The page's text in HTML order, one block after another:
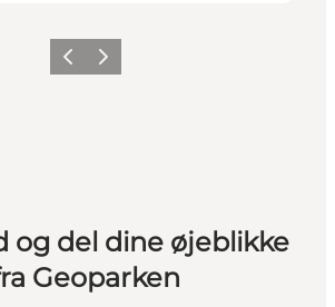
ForrigeNæste
og del dine øjeblikke
Geoparken